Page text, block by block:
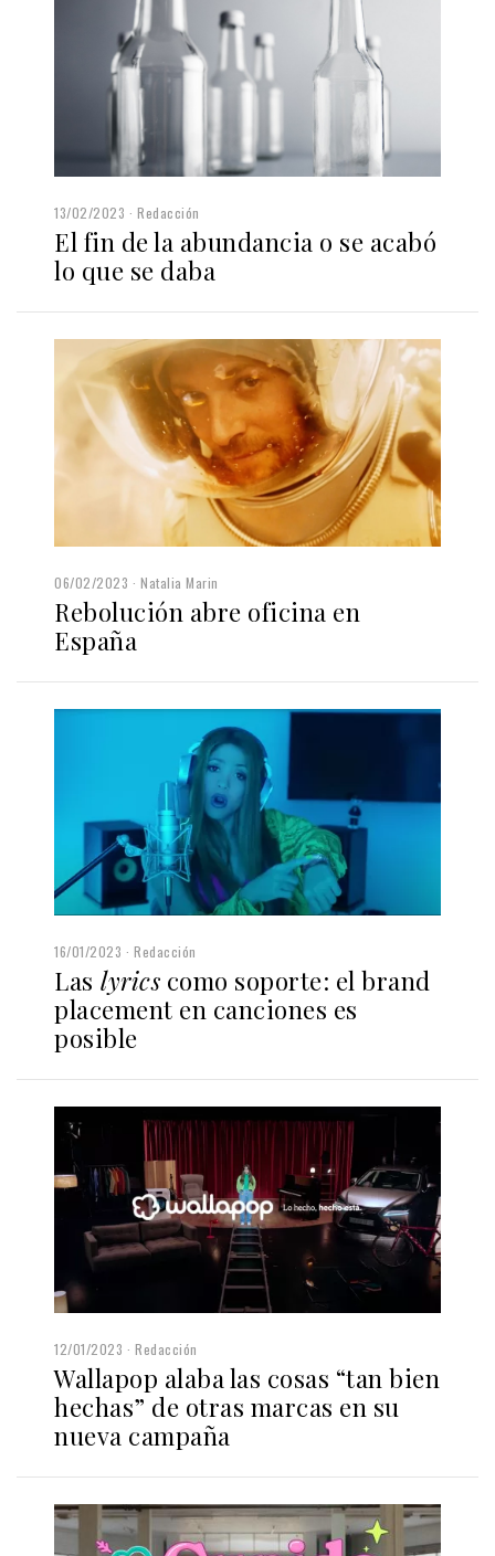
13/02/2023 Redacción
El fin de la abundancia o se acabó
lo que se daba
06/02/2023 Natalia Marin
Rebolución abre oficina en
España
16/01/2023 Redacción
Las lyrics como soporte: el brand
placement en canciones es
posible
12/01/2023 Redacción
Wallapop alaba las cosas “tan bien
hechas” de otras marcas en su
nueva campaña